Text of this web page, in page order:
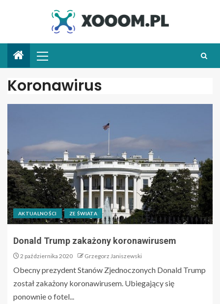
Koronawirus
AKTUALNOŚCI ZE ŚWIATA
Donald Trump zakażony koronawirusem
2 października 2020 Grzegorz Janiszewski
Obecny prezydent Stanów Zjednoczonych Donald Trump
został zakażony koronawirusem. Ubiegający się
ponownie o fotel...